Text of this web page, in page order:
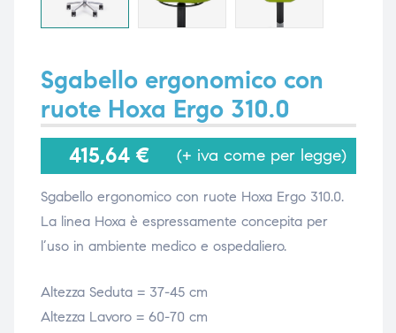
Sgabello ergonomico con
ruote Hoxa Ergo 310.0
415,64 € (+ iva come per legge)
Sgabello ergonomico con ruote Hoxa Ergo 310.0.
La linea Hoxa è espressamente concepita per
l’uso in ambiente medico e ospedaliero.
Altezza Seduta = 37-45 cm
Altezza Lavoro = 60-70 cm